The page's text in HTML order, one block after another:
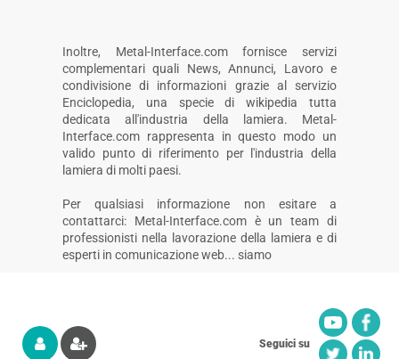
Inoltre, Metal-Interface.com fornisce servizi
complementari quali News, Annunci, Lavoro e
condivisione di informazioni grazie al servizio
Enciclopedia, una specie di wikipedia tutta
dedicata all'industria della lamiera. Metal-
Interface.com rappresenta in questo modo un
valido punto di riferimento per l'industria della
lamiera di molti paesi.
Per qualsiasi informazione non esitare a
contattarci: Metal-Interface.com è un team di
professionisti nella lavorazione della lamiera e di
esperti in comunicazione web... siamo
Seguici su